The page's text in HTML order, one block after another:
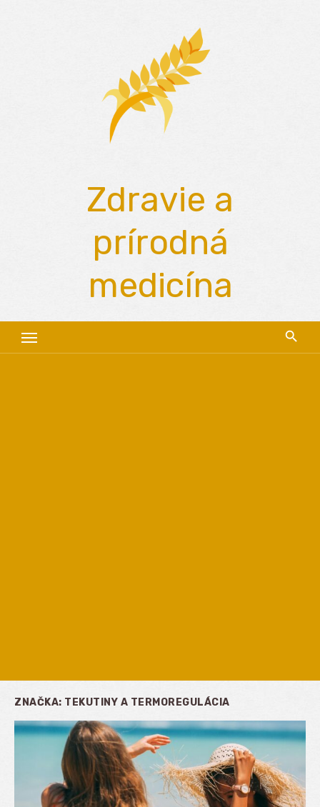
Zdravie a
prírodná
medicína
ZNAČKA: TEKUTINY A TERMOREGULÁCIA